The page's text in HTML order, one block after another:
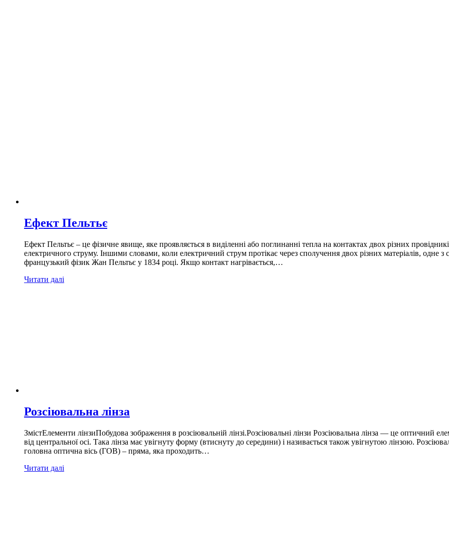
Ефект Пельтьє
Ефект Пельтьє – це фізичне явище, яке проявляється в виділенні або поглинанні тепла на контактах двох різних
електричного струму. Іншими словами, коли електричний струм протікає через сполучення двох різних матеріалів, одне з
французький фізик Жан Пельтьє у 1834 році. Якщо контакт нагрівається,…
Читати далі
Розсіювальна лінза
ЗмістЕлементи лінзиПобудова зображення в розсіювальній лінзі.Розсіювальні лінзи Розсіювальна лінза — це оптичний
від центральної осі. Така лінза має увігнуту форму (втиснуту до середини) і називається також увігнутою лінзою.
головна оптична вісь (ГОВ) – пряма, яка проходить…
Читати далі